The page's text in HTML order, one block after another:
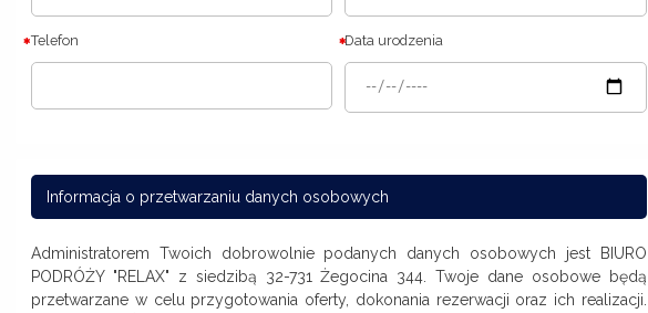
Telefon Data urodzenia
Informacja o przetwarzaniu danych osobowych
Administratorem Twoich dobrowolnie podanych danych osobowych jest BIURO
PODRÓŻY "RELAX" z siedzibą 32-731 Żegocina 344. Twoje dane osobowe będą
przetwarzane w celu przygotowania oferty, dokonania rezerwacji oraz ich realizacji.